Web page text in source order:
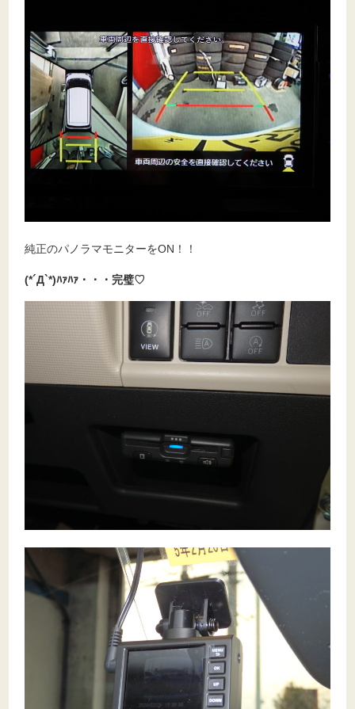
純正のパノラマモニターをON！！
(*´Д`*)ﾊｧﾊｧ・・・完璧♡